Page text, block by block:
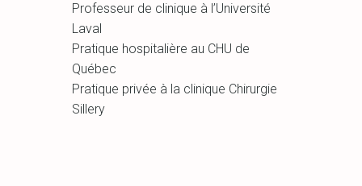
Professeur de clinique à l’Université
Laval
Pratique hospitalière au CHU de
Québec
Pratique privée à la clinique Chirurgie
Sillery